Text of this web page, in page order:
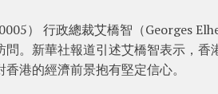
） 行政總裁艾橋智（Georges
問。新華社報道引述艾橋智表示，
港的經濟前景抱有堅定信心。